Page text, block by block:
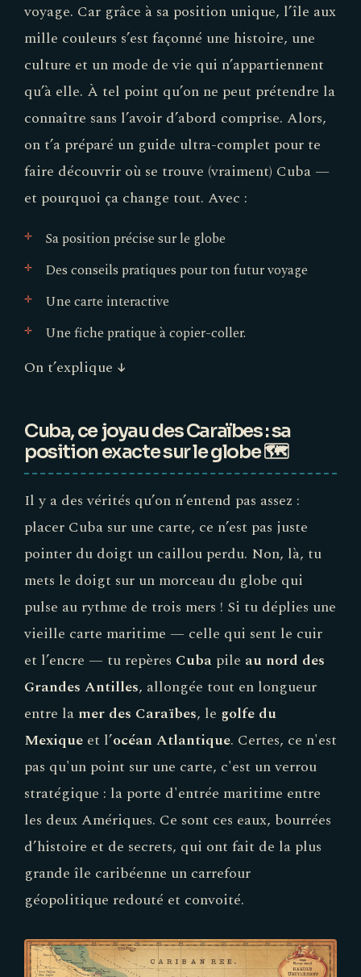
voyage. Car grâce à sa position unique, l’île aux
mille couleurs s’est façonné une histoire, une
culture et un mode de vie qui n’appartiennent
qu’à elle. À tel point qu’on ne peut prétendre la
connaître sans l’avoir d’abord comprise. Alors,
on t’a préparé un guide ultra-complet pour te
faire découvrir où se trouve (vraiment) Cuba —
et pourquoi ça change tout. Avec :
Sa position précise sur le globe
Des conseils pratiques pour ton futur voyage
Une carte interactive
Une fiche pratique à copier-coller.
On t’explique ↓
Cuba, ce joyau des Caraïbes : sa
position exacte sur le globe 🗺️
Il y a des vérités qu’on n’entend pas assez :
placer Cuba sur une carte, ce n’est pas juste
pointer du doigt un caillou perdu. Non, là, tu
mets le doigt sur un morceau du globe qui
pulse au rythme de trois mers ! Si tu déplies une
vieille carte maritime — celle qui sent le cuir
et l’encre — tu repères Cuba pile au nord des
Grandes Antilles, allongée tout en longueur
entre la mer des Caraïbes, le golfe du
Mexique et l’océan Atlantique. Certes, ce n'est
pas qu'un point sur une carte, c'est un verrou
stratégique : la porte d'entrée maritime entre
les deux Amériques. Ce sont ces eaux, bourrées
d’histoire et de secrets, qui ont fait de la plus
grande île caribéenne un carrefour
géopolitique redouté et convoité.